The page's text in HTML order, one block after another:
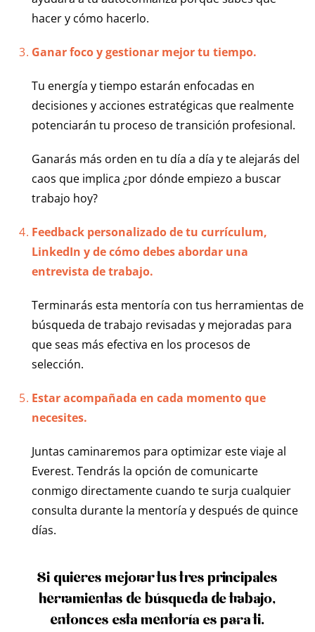
hacer y cómo hacerlo.
Ganar foco y gestionar mejor tu tiempo.
Tu energía y tiempo estarán enfocadas en
decisiones y acciones estratégicas que realmente
potenciarán tu proceso de transición profesional.
Ganarás más orden en tu día a día y te alejarás del
caos que implica ¿por dónde empiezo a buscar
trabajo hoy?
Feedback personalizado de tu currículum,
LinkedIn y de cómo debes abordar una
entrevista de trabajo.
Terminarás esta mentoría con tus herramientas de
búsqueda de trabajo revisadas y mejoradas para
que seas más efectiva en los procesos de
selección.
Estar acompañada en cada momento que
necesites.
Juntas caminaremos para optimizar este viaje al
Everest. Tendrás la opción de comunicarte
conmigo directamente cuando te surja cualquier
consulta durante la mentoría y después de quince
días.
Si quieres mejorar tus tres principales
herramientas de búsqueda de trabajo,
entonces esta mentoría es para ti.